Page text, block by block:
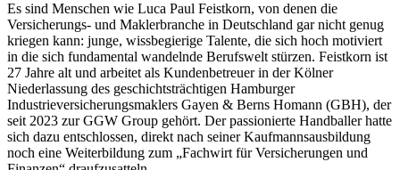
Es sind Menschen wie Luca Paul Feistkorn, von denen die
Versicherungs- und Maklerbranche in Deutschland gar nicht genug
kriegen kann: junge, wissbegierige Talente, die sich hoch motiviert
in die sich fundamental wandelnde Berufswelt stürzen. Feistkorn ist
27 Jahre alt und arbeitet als Kundenbetreuer in der Kölner
Niederlassung des geschichtsträchtigen Hamburger
Industrieversicherungsmaklers Gayen & Berns Homann (GBH), der
seit 2023 zur GGW Group gehört. Der passionierte Handballer hatte
sich dazu entschlossen, direkt nach seiner Kaufmannsausbildung
noch eine Weiterbildung zum „Fachwirt für Versicherungen und